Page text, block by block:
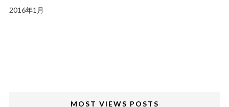
2016年1月
MOST VIEWS POSTS